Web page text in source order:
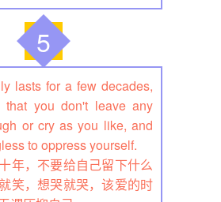
5
lasts for a few decades,
you don't leave any
or cry as you like, and
to oppress yourself.
年，不要给自己留下什么
笑，想哭就哭，该爱的时